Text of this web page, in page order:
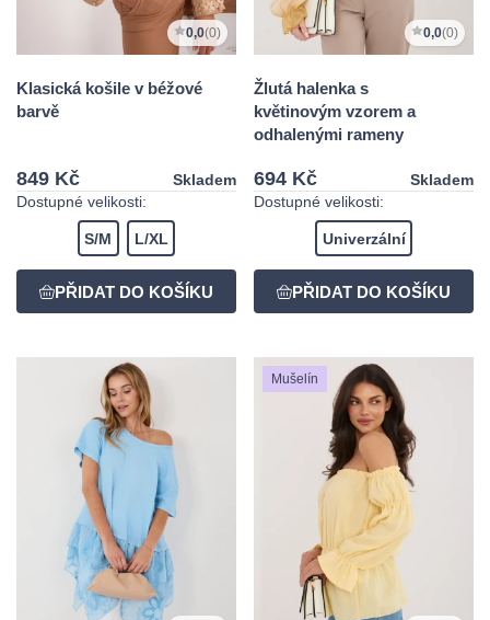
0,0(0)
Klasická košile v béžové
barvě
849 Kč
Skladem
Dostupné velikosti:
S/M L/XL
0,0(0)
Žlutá halenka s
květinovým vzorem a
odhalenými rameny
694 Kč
Skladem
Dostupné velikosti:
Univerzální
Mušelín